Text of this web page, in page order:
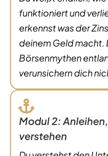
funktioniert und
erkennst was der
deinem Geld macht.
Börsenmythen
verunsichern dich
Modul 2:
verstehen